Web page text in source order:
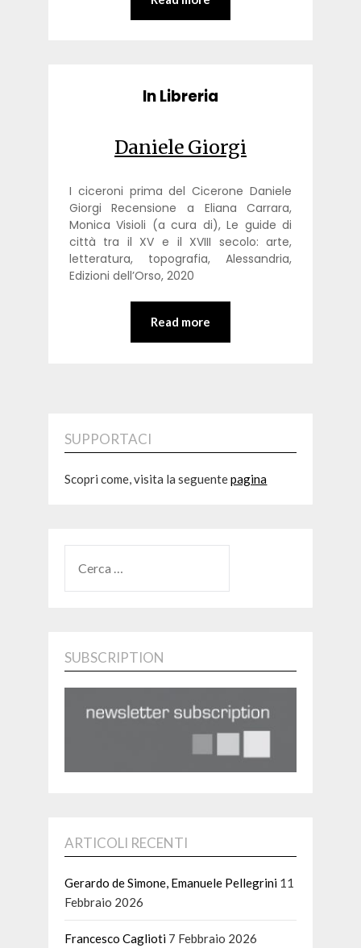
In Libreria
Daniele Giorgi
I ciceroni prima del Cicerone Daniele
Giorgi Recensione a Eliana Carrara,
Monica Visioli (a cura di), Le guide di
città tra il XV e il XVIII secolo: arte,
letteratura, topografia, Alessandria,
Edizioni dell’Orso, 2020
Read more
SUPPORTACI
Scopri come, visita la seguentepagina
PER:
SUBSCRIPTION
ARTICOLI RECENTI
Gerardo de Simone, Emanuele Pellegrini 11
Febbraio 2026
Francesco Caglioti 7 Febbraio 2026